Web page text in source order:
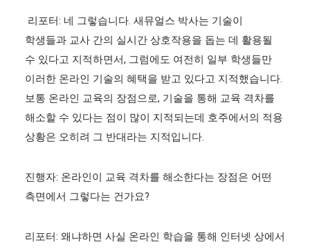
리포터: 네 그렇습니다. 새뮤얼스 박사는 기술이
학생들과 교사 간의 실시간 상호작용을 돕는 데 활용될
수 있다고 지적하면서, 그럼에도 여전히 일부 학생들만
이러한 온라인 기술의 혜택을 받고 있다고 지적했습니다.
보통 온라인 교육의 장점으로, 기술을 통해 교육 격차를
해소할 수 있다는 점이 많이 지적되는데 호주에서의 적용
상황은 오히려 그 반대라는 지적입니다.
진행자: 온라인이 교육 격차를 해소한다는 장점은 어떤
측면에서 그렇다는 건가요?
리포터: 왜냐하면 사실 온라인 학습을 통해 인터넷 상에서